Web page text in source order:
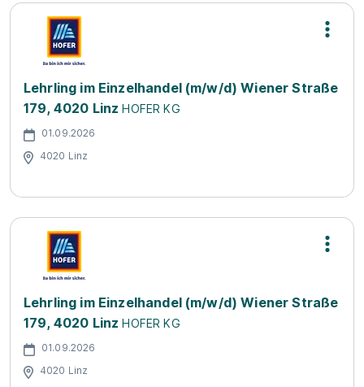
Lehrling im Einzelhandel (m/w/d) Wiener Straße
179, 4020 Linz HOFER KG
01.09.2026
4020 Linz
Lehrling im Einzelhandel (m/w/d) Wiener Straße
179, 4020 Linz HOFER KG
01.09.2026
4020 Linz